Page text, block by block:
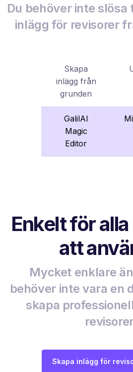
Du behöver inte slösa
inlägg för revisorer
Skapa
inlägg från
grunden
GalilAI
Magic
Editor
Enkelt för
att
Mycket enklare
behöver inte vara en
skapa
Skapa inlägg för